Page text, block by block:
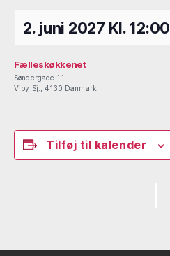
2. juni 2027 Kl.12:00
Fælleskøkkenet
Søndergade 11
Viby Sj.
4130 Danmark
Tilføj til kalender
e